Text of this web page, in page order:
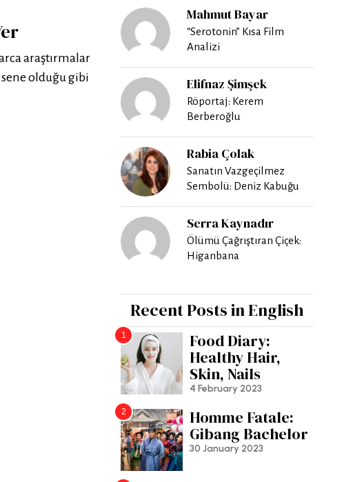
araştırmalar
sene olduğu gibi
Mahmut Bayar
“Serotonin” Kısa Film
Analizi
Elifnaz Şimşek
Röportaj: Kerem
Berberoğlu
Rabia Çolak
Sanatın Vazgeçilmez
Sembolü: Deniz Kabuğu
Serra Kaynadır
Ölümü Çağrıştıran Çiçek:
Higanbana
Recent Posts in English
1
Food Diary:
Healthy Hair,
Skin, Nails
4 February 2023
2
Homme Fatale:
Gibang Bachelor
30 January 2023